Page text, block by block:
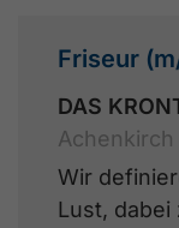
Friseur
DAS
Wir
Lust, dabei